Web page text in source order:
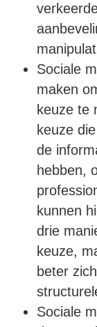
Sociale
maken
keuze te
keuze
de
hebben,
kunnen
drie
keuze,
beter
Sociale